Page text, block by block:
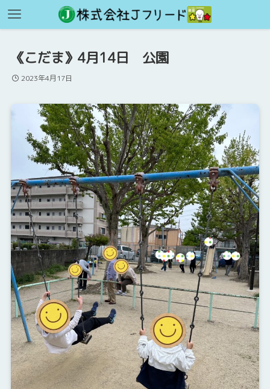
《こだま》4月14日 公園
2023年4月17日